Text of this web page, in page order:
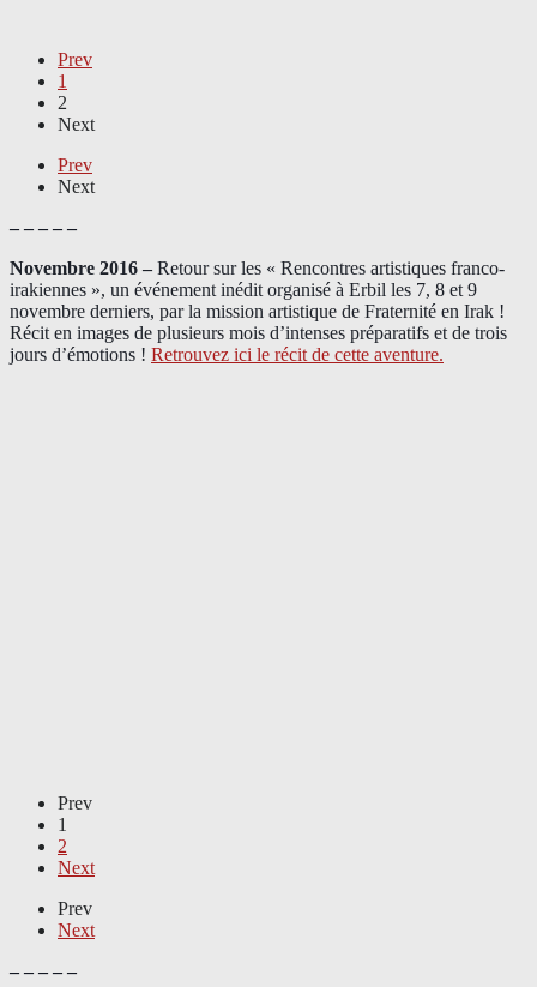
Prev
1
2
Next
Prev
Next
– – – – –
Novembre 2016 – Retour sur les « Rencontres artistiques franco-
irakiennes », un événement inédit organisé à Erbil les 7, 8 et 9
novembre derniers, par la mission artistique de Fraternité en Irak !
Récit en images de plusieurs mois d’intenses préparatifs et de trois
jours d’émotions ! Retrouvez ici le récit de cette aventure.
Prev
1
2
Next
Prev
Next
– – – – –